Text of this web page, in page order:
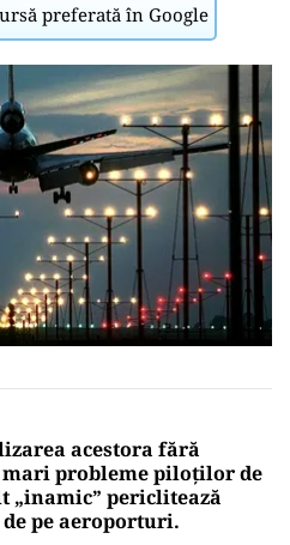
preferată în Google
acestora fără
probleme piloților de
„inamic” periclitează
pe aeroporturi.